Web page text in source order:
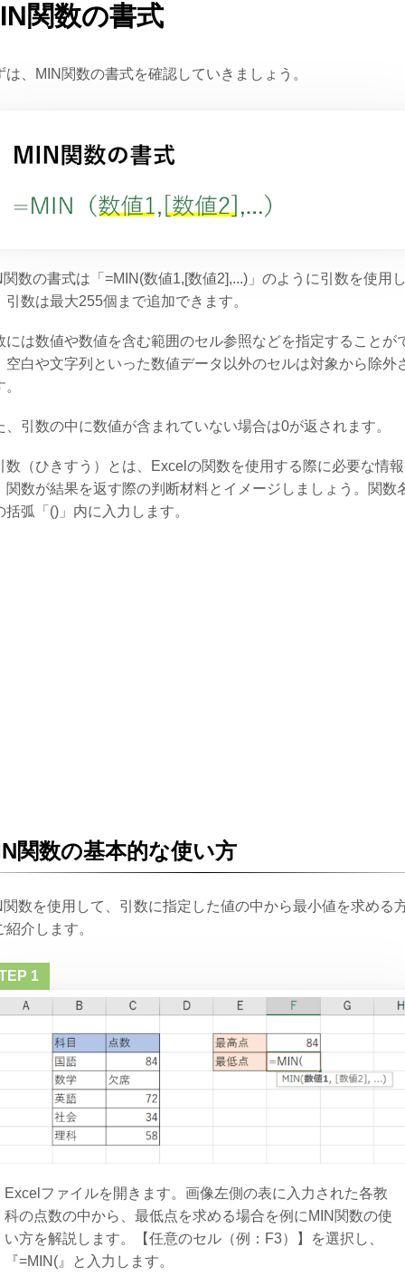
関数の書式
は、MIN関数の書式を確認していきましょう。
関数の書式は「=MIN(数値1,[数値2],...)」のように引数を使用
引数は最大255個まで追加できます。
には数値や数値を含む範囲のセル参照などを指定することが
空白や文字列といった数値データ以外のセルは対象から除外
、引数の中に数値が含まれていない場合は0が返されます。
（ひきすう）とは、Excelの関数を使用する際に必要な情
関数が結果を返す際の判断材料とイメージしましょう。関数
括弧「()」内に入力します。
関数の基本的な使い方
関数を使用して、引数に指定した値の中から最小値を求める
紹介します。
Excelファイルを開きます。画像左側の表に入力された各教
科の点数の中から、最低点を求める場合を例にMIN関数の使
い方を解説します。【任意のセル（例：F3）】を選択し、
『=MIN(』と入力します。